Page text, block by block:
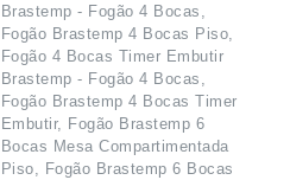
Brastemp - Fogão 4 Bocas,
Fogão Brastemp 4 Bocas Piso,
Fogão 4 Bocas Timer Embutir
Brastemp - Fogão 4 Bocas,
Fogão Brastemp 4 Bocas Timer
Embutir, Fogão Brastemp 6
Bocas Mesa Compartimentada
Piso, Fogão Brastemp 6 Bocas